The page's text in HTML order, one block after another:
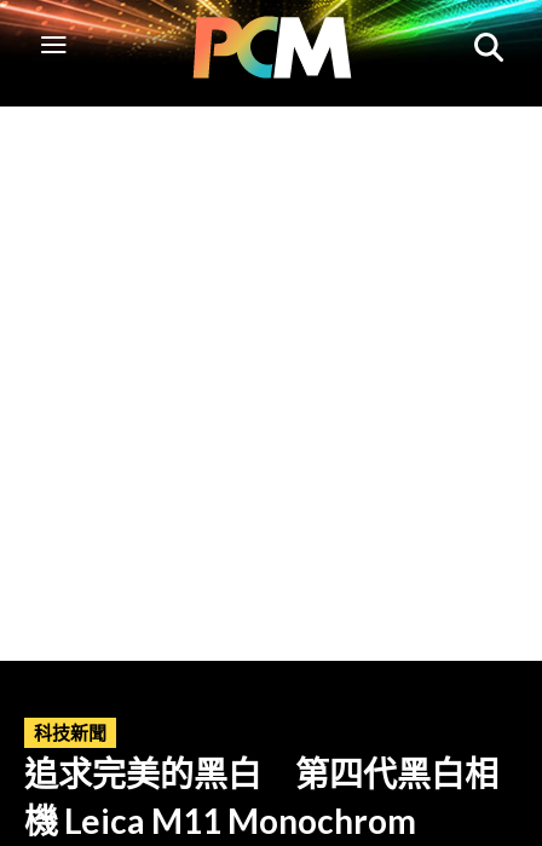
科技新聞
追求完美的黑白 第四代黑白相
機 Leica M11 Monochrom